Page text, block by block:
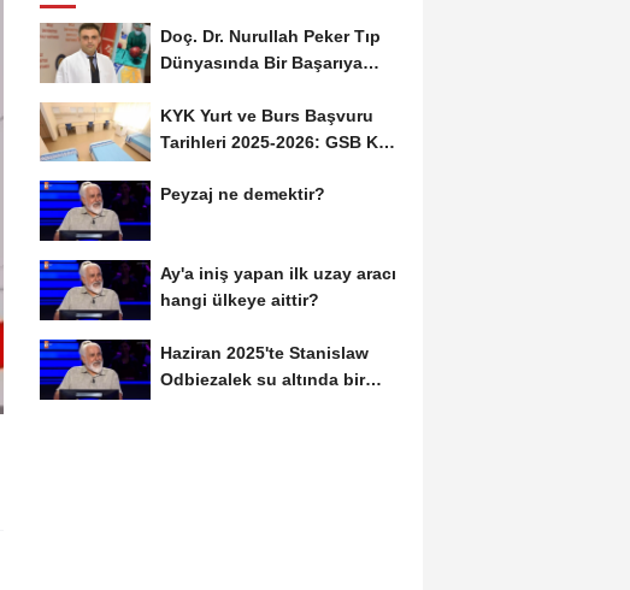
Doç. Dr. Nurullah Peker Tıp
Dünyasında Bir Başarıya
KYK Yurt ve Burs Başvuru
Tarihleri 2025-2026: GSB KYK
Peyzaj ne demektir?
Ay'a iniş yapan ilk uzay aracı
hangi ülkeye aittir?
Haziran 2025'te Stanislaw
Odbiezalek su altında bir